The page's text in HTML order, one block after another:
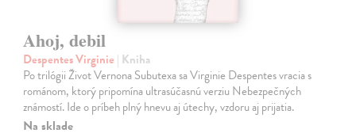
Ahoj, debil
Despentes Virginie | Kniha
Po trilógii Život Vernona Subutexa sa Virginie Despentes vracia s
románom, ktorý pripomína ultrasúčasnú verziu Nebezpečných
známostí. Ide o príbeh plný hnevu aj útechy, vzdoru aj prijatia.
Na sklade